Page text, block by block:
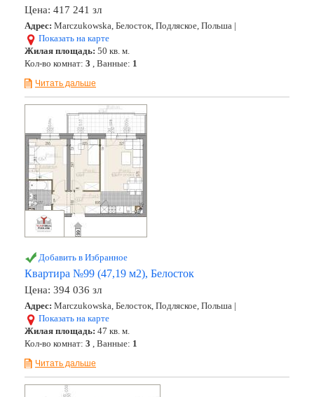
Цена: 417 241 зл
Адрес: Marczukowska, Белосток, Подляское, Польша |
Показать на карте
Жилая площадь: 50 кв. м.
Кол-во комнат: 3 , Ванные: 1
Читать дальше
Добавить в Избранное
Квартира №99 (47,19 м2), Белосток
Цена: 394 036 зл
Адрес: Marczukowska, Белосток, Подляское, Польша |
Показать на карте
Жилая площадь: 47 кв. м.
Кол-во комнат: 3 , Ванные: 1
Читать дальше